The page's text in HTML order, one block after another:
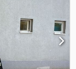
Dimensions : L :
: 249. Les
à toutes
qu'à tous les
qui les ont
acceptez
de Heinhuis et